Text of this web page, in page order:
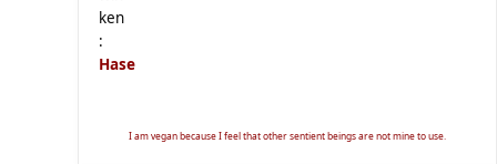
Hase
I am vegan because I feel that other sentient beings are not mine to use.